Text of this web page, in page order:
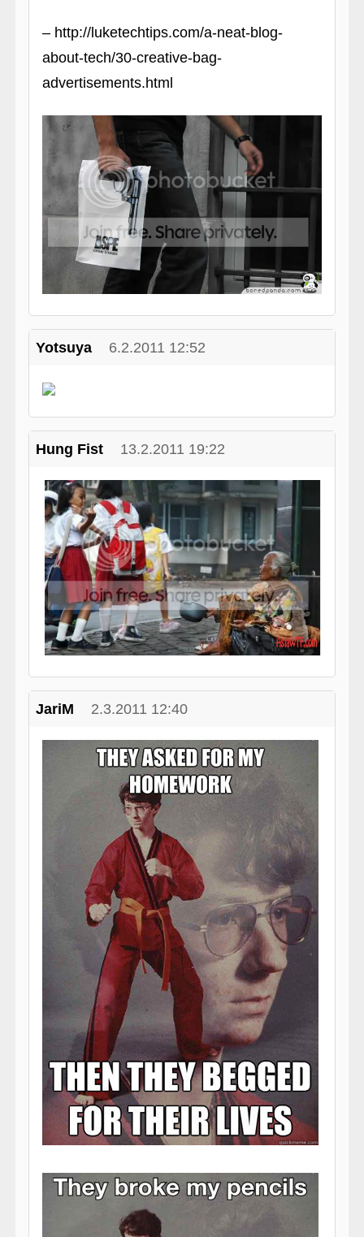
– http://luketechtips.com/a-neat-blog-
about-tech/30-creative-bag-
advertisements.html
Yotsuya 6.2.2011 12:52
Hung Fist 13.2.2011 19:22
JariM 2.3.2011 12:40